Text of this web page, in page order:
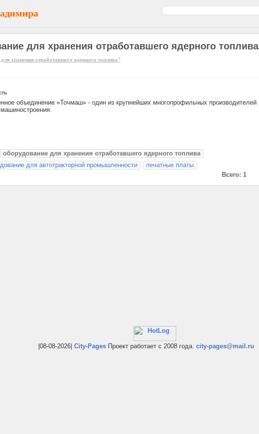
для хранения отработавшего ядерного топлива
хранения отработавшего ядерного топлива"
объединение «Точмаш» - один из крупнейших многопрофильных производителей
оборудование для хранения отработавшего ядерного топлива
для автотракторной промышленности
печатные платы
Всего: 1
|08-08-2026| City-Pages Проект работает с 2008 года. city-pages@mail.ru